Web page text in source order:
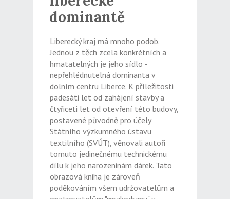
dominantě
Liberecký kraj má mnoho podob.
Jednou z těch zcela konkrétních a
hmatatelných je jeho sídlo -
nepřehlédnutelná dominanta v
dolním centru Liberce. K příležitosti
padesáti let od zahájení stavby a
čtyřiceti let od otevření této budovy,
postavené původně pro účely
Státního výzkumného ústavu
textilního (SVÚT), věnovali autoři
tomuto jedinečnému technickému
dílu k jeho narozeninám dárek. Tato
obrazová kniha je zároveň
poděkováním všem udržovatelům a